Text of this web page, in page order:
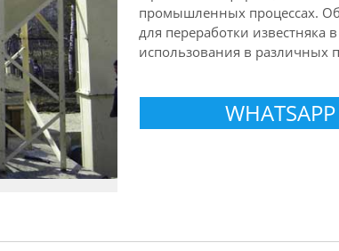
промышленных процессах.
для переработки известняка
использования в
WHATSAPP